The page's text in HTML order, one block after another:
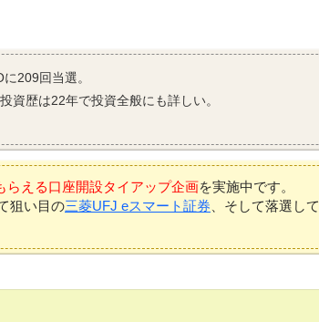
209回当選。
資歴は22年で投資全般にも詳しい。
らえる口座開設タイアップ企画を実施中です。
狙い目の三菱UFJ eスマート証券 、そして落選し